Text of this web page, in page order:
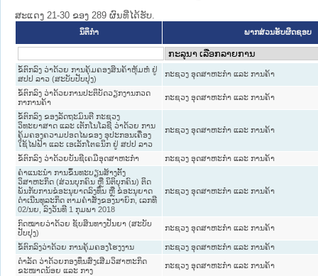
ສະແດງ 21-30 ຂອງ 289 ຜົນທີ່ໄດ້ຮັບ.
ນິຕິກໍາ ພາກສ່ວນຮັບຜິດຊອບ
ຂໍ້ຕົກລົງ ວ່າດ້ວຍ ການຄຸ້ມຄອງສິນຄ້າຫຸ້ມຫໍ່ ຢູ່
ສປປ ລາວ (ສະບັບປັບປຸງ)
ກະຊວງ ອຸດສາຫະກຳ ແລະ ການຄ້າ
ຂໍ້ຕົກລົງ ວ່າດ້ວຍການປະຕິບັດວຽກງານກວດ
ກາການຄ້າ
ກະຊວງ ອຸດສາຫະກຳ ແລະ ການຄ້າ
ຂໍ້ຕົກລົງ ຂອງລັດຖະມົນຕີ ກະຊວງ
ວິທະຍາສາດ ແລະ ເຕັກໂນໂລຊີ ວ່າດ້ວຍ ການ
ຄຸ້ມຄອງຄວາມປອດໄພຂອງ ອຸປະກອນເຄື່ອງ
ໃຊ້ໄຟຟ້າ ແລະ ເອເລັກໂຕຣນິກ ຢູ່ ສປປ ລາວ
ກະຊວງ ອຸດສາຫະກຳ ແລະ ການຄ້າ
ຂໍ້ຕົກລົງ ວ່າດ້ວຍບັນຊີເຄມີອຸດສາຫະກຳ
ກະຊວງ ອຸດສາຫະກຳ ແລະ ການຄ້າ
ຄຳແນະນຳ ການຂຶ້ນທະບຽນສ້າງຕັ້ງ
ວິສາຫະກິດ (ສ່ວນບຸກຄົນ ຫຼື ນິຕິບຸກຄົນ) ຕິດ
ພັນກັບການຂໍອະນຸຍາດລົງທຶນ ຫຼື ຂໍອະນຸຍາດ
ດຳເນີນທຸລະກິດ ຕາມຄຳສັ່ງຂອງນາຍົກ, ເລກທີ
02/ນຍ, ລົງວັນທີ 1 ກຸມພາ 2018
ກະຊວງ ອຸດສາຫະກຳ ແລະ ການຄ້າ
ກົດໝາຍວ່າດ້ວຍ ຊັບສິນທາງປັນຍາ (ສະບັບ
ປັບປຸງ)
ກະຊວງ ອຸດສາຫະກຳ ແລະ ການຄ້າ
ຂໍ້ຕົກລົງວ່າດ້ວຍ ການຄຸ້ມຄອງໂຮງງານ
ກະຊວງ ອຸດສາຫະກຳ ແລະ ການຄ້າ
ດຳລັດ ວ່າດ້ວຍກອງທຶນສົ່ງເສີມວິສາຫະກິດ
ຂະໜາດນ້ອຍ ແລະ ກາງ
ກະຊວງ ອຸດສາຫະກຳ ແລະ ການຄ້າ